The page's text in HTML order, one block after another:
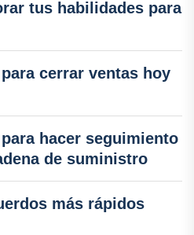
tus habilidades para
cerrar ventas hoy
hacer seguimiento
de suministro
más rápidos